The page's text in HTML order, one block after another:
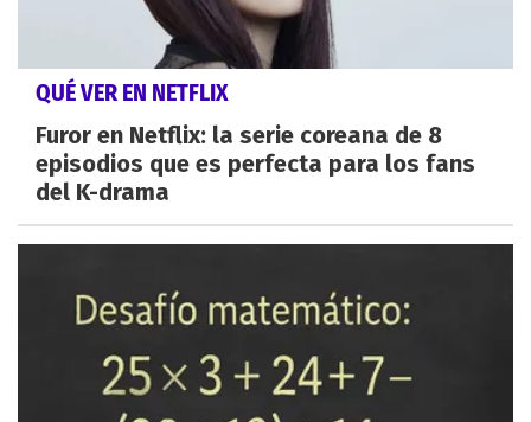
QUÉ VER EN NETFLIX
Furor en Netflix: la serie coreana de 8
episodios que es perfecta para los fans
del K-drama